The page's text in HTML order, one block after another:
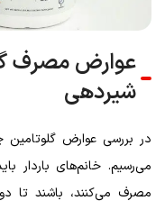
عوارض مصرف
شیردهی
در بررسی عوارض
می‌رسیم. خانم‌های باردار
مصرف می‌کنند، باشند تا